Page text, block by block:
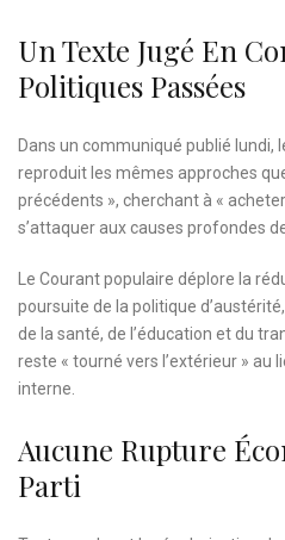
Un Texte Jugé En
Politiques Passées
Dans un communiqué publié lundi,
reproduit les mêmes approches
précédents », cherchant à «
s’attaquer aux causes profondes
Le Courant populaire déplore la
poursuite de la politique
de la santé, de l’éducation et du
reste « tourné vers l’extérieur » au
interne.
Aucune Rupture
Parti